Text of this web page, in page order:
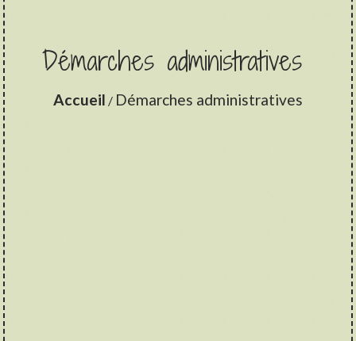
Démarches administratives
Accueil / Démarches administratives